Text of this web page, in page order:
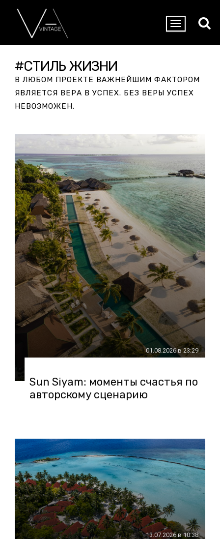
#СТИЛЬ ЖИЗНИ
В ЛЮБОМ ПРОЕКТЕ ВАЖНЕЙШИМ ФАКТОРОМ
ЯВЛЯЕТСЯ ВЕРА В УСПЕХ. БЕЗ ВЕРЫ УСПЕХ
НЕВОЗМОЖЕН.
01.08.2026 в 23:29
Sun Siyam: моменты счастья по
авторскому сценарию
13.07.2026 в 10:38